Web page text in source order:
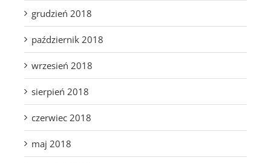
grudzień 2018
październik 2018
wrzesień 2018
sierpień 2018
czerwiec 2018
maj 2018